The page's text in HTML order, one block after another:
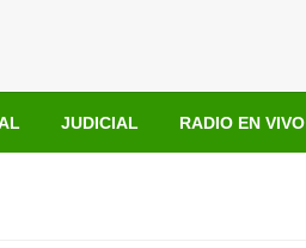
JUDICIAL RADIO EN VIVO